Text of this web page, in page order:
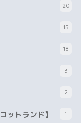
20
15
18
3
2
ットランド】 1